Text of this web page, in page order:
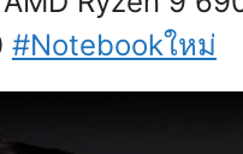
#Notebookใหม่